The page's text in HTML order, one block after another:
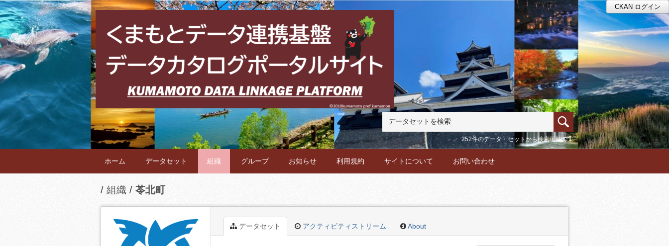
CKAN ログイン
252件のデータ・セットから検索可能です
ホーム データセット 組織 グループ お知らせ 利用規約 サイトについて お問い合わせ
組織 苓北町
データセット アクティビティストリーム About